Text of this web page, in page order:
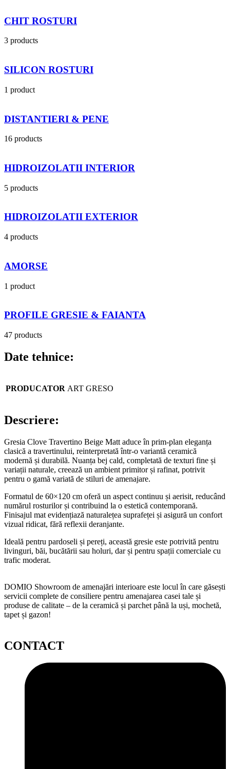
CHIT ROSTURI
3 products
SILICON ROSTURI
1 product
DISTANTIERI & PENE
16 products
HIDROIZOLATII INTERIOR
5 products
HIDROIZOLATII EXTERIOR
4 products
AMORSE
1 product
PROFILE GRESIE & FAIANTA
47 products
Date tehnice:
PRODUCATOR ART GRESO
Descriere:
Gresia Clove Travertino Beige Matt aduce în prim-plan eleganța
clasică a travertinului, reinterpretată într-o variantă ceramică
modernă și durabilă. Nuanța bej cald, completată de texturi fine și
variații naturale, creează un ambient primitor și rafinat, potrivit
pentru o gamă variată de stiluri de amenajare.
Formatul de 60×120 cm oferă un aspect continuu și aerisit, reducând
numărul rosturilor și contribuind la o estetică contemporană.
Finisajul mat evidențiază naturalețea suprafeței și asigură un confort
vizual ridicat, fără reflexii deranjante.
Ideală pentru pardoseli și pereți, această gresie este potrivită pentru
livinguri, băi, bucătării sau holuri, dar și pentru spații comerciale cu
trafic moderat.
DOMIO Showroom de amenajări interioare este locul în care găsești
servicii complete de consiliere pentru amenajarea casei tale și
produse de calitate – de la ceramică și parchet până la uși, mochetă,
tapet și gazon!
CONTACT